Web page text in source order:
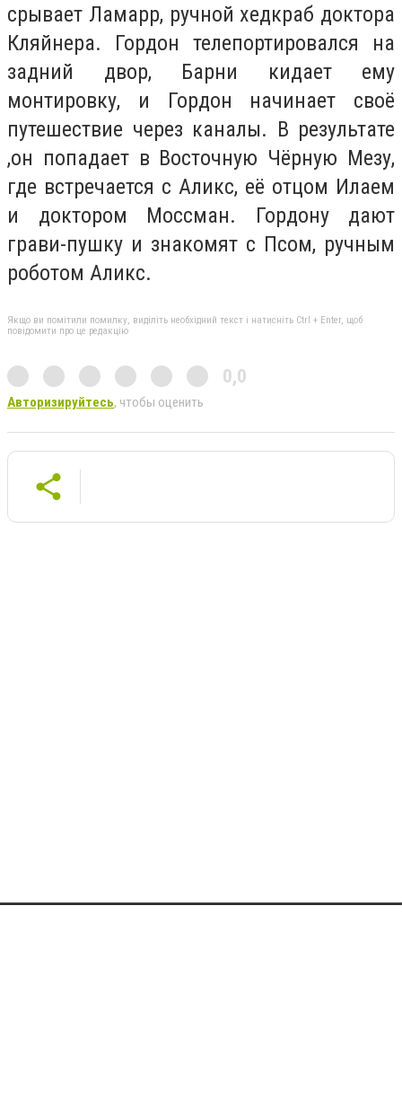
срывает Ламарр, ручной хедкраб доктора
Кляйнера. Гордон телепортировался на
задний двор, Барни кидает ему
монтировку, и Гордон начинает своё
путешествие через каналы. В результате
,он попадает в Восточную Чёрную Мезу,
где встречается с Аликс, её отцом Илаем
и доктором Моссман. Гордону дают
грави-пушку и знакомят с Псом, ручным
роботом Аликс.
Якщо ви помітили помилку, виділіть необхідний текст і натисніть Ctrl + Enter, щоб
повідомити про це редакцію
0,0
Авторизируйтесь, чтобы оценить